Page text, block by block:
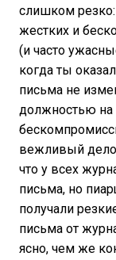
слишком
жестких и
(и часто
когда ты
письма не
должностью на
вежливый
что у всех
письма, но
получали
письма от
ясно, чем же